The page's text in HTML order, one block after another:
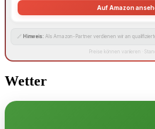
Auf Amazon
🔗 Hinweis: Als Amazon-Partner verdienen wir an
Preise können variieren ·
Wetter